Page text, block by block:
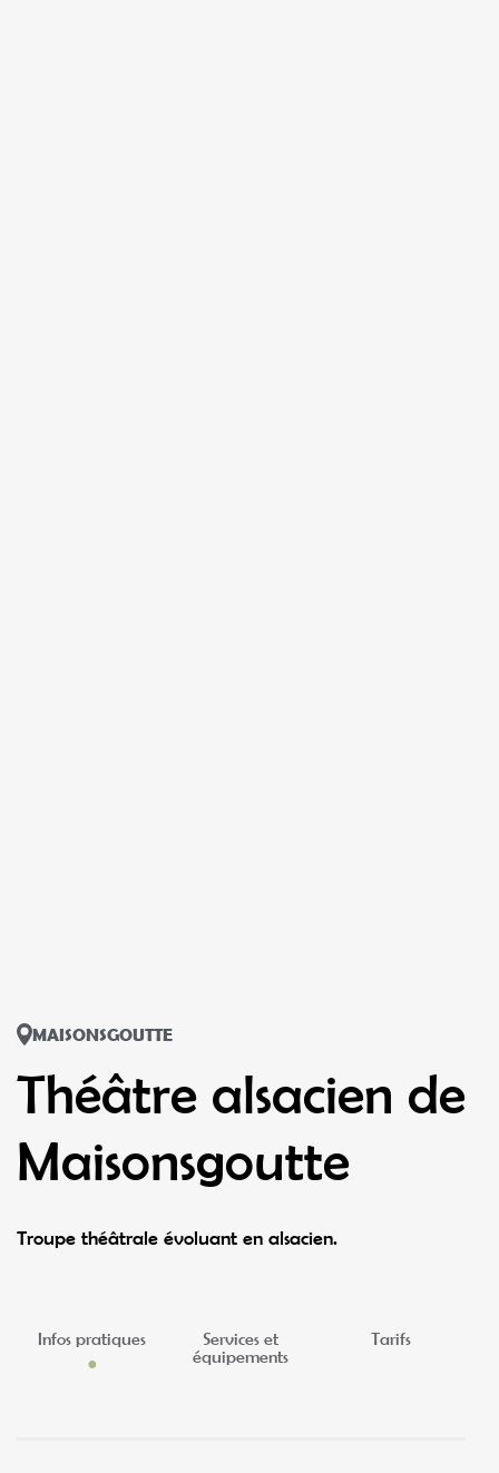
MAISONSGOUTTE
Théâtre alsacien de
Maisonsgoutte
Troupe théâtrale évoluant en alsacien.
Infos pratiques
Services et
équipements
Tarifs